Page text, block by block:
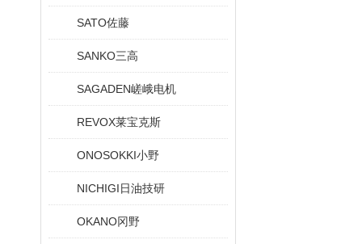
SATO佐藤
SANKO三高
SAGADEN嵯峨电机
REVOX莱宝克斯
ONOSOKKI小野
NICHIGI日油技研
OKANO冈野